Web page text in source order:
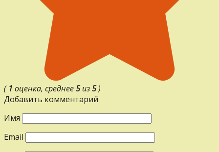
( 1 оценка, среднее5из5)
Добавить комментарий
Имя
Email